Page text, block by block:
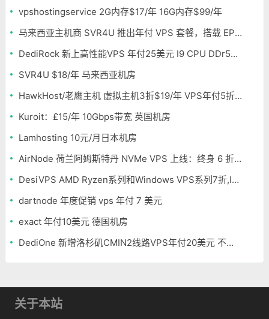
vpshostingservice 2G内存$17/年 16G内存$99/年
马来西亚主机商 SVR4U 推出年付 VPS 套餐，搭载 EPYC/至强铂金，支持支付宝
DediRock 新上高性能VPS 年付25美元 I9 CPU DDr5内存 纽约机房
SVR4U $18/年 马来西亚机房
HawkHost/老鹰主机 虚拟主机3折$19/年 VPS年付5折$25/年
Kuroit：£15/年 10Gbps带宽 英国机房
Lamhosting 10元/月日本机房
AirNode 荷兰阿姆斯特丹 NVMe VPS 上线：终身 6 折，€1.99/月起，2.5Tbit/s DDoS 防护
DesiVPS AMD Ryzen系列和Windows VPS系列7折,Intel系列年付11.6美元
dartnode 年度促销 vps 年付 7 美元
exact 年付10美元 德国机房
DediOne 新增洛杉矶CMIN2线路VPS年付20美元 不限流量
关于本站